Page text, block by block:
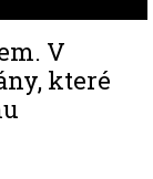
V
které